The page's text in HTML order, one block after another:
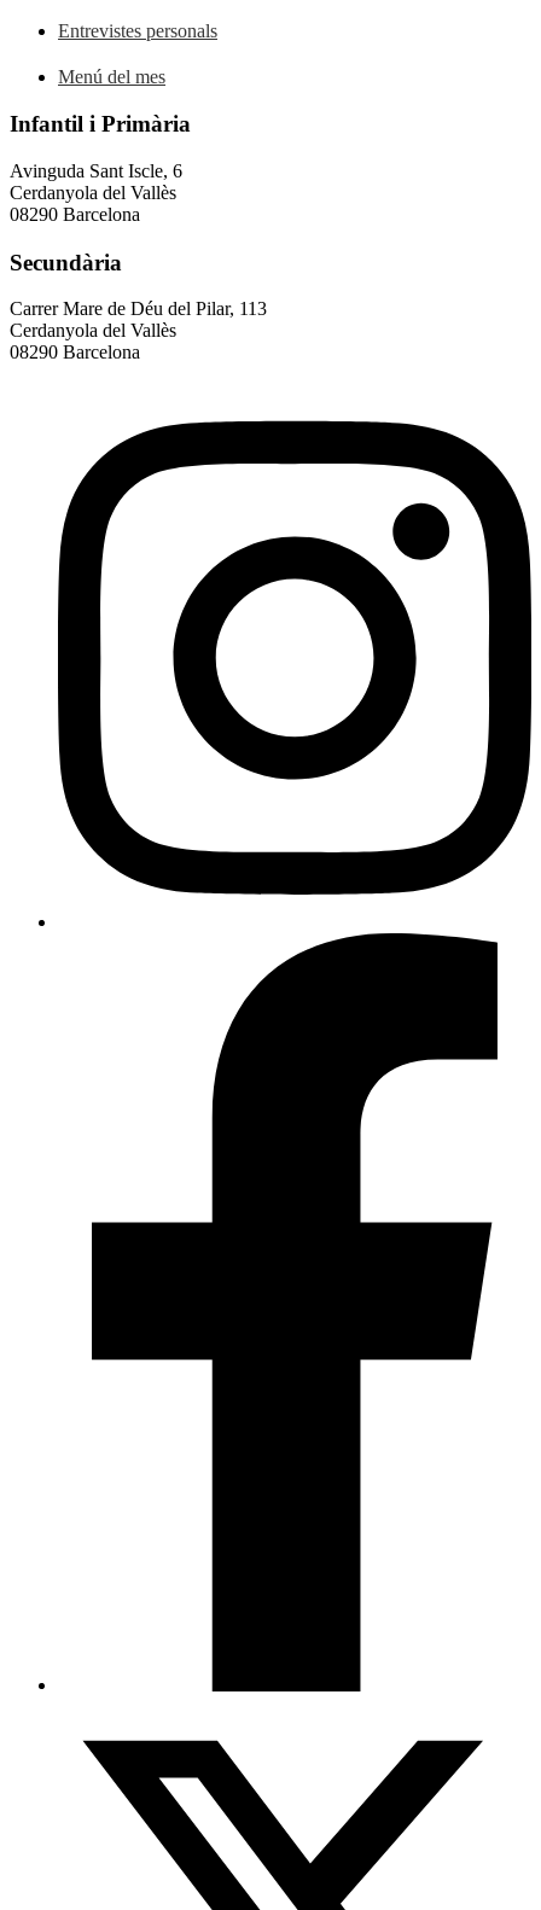
Entrevistes personals
Menú del mes
Infantil i Primària
Avinguda Sant Iscle, 6
Cerdanyola del Vallès
08290 Barcelona
Secundària
Carrer Mare de Déu del Pilar, 113
Cerdanyola del Vallès
08290 Barcelona